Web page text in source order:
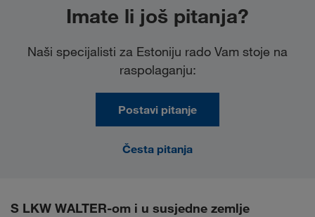
Imate li još pitanja?
Naši specijalisti za Estoniju rado Vam stoje na
raspolaganju:
Postavi pitanje
Česta pitanja
S LKW WALTER-om i u susjedne zemlje